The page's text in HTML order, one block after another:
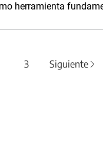
herramienta
3 Siguiente